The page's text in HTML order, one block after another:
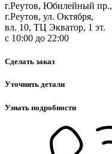
г.Реутов, Юбилейный
г.Реутов, ул. Октября,
вл. 10, ТЦ Экватор, 1 эт.
с 10:00 до 22:00
Сделать заказ
Уточнить детали
Узнать подробности